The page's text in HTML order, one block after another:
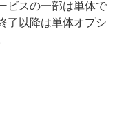
ビスの一部は単体で
了以降は単体オプシ